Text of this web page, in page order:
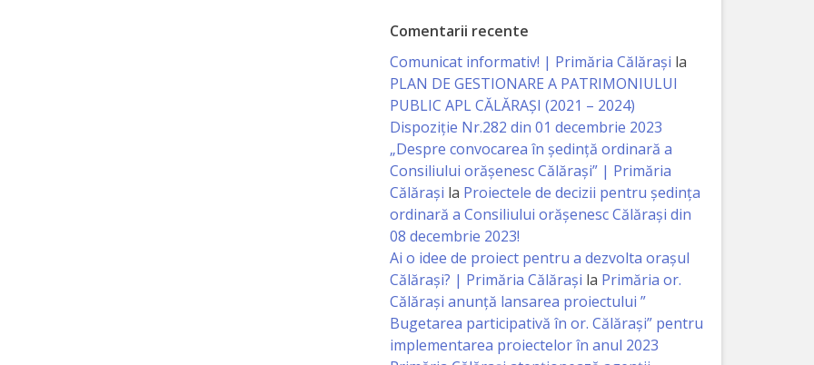
Comentarii recente
Comunicat informativ! | Primăria Călărași la
PLAN DE GESTIONARE A PATRIMONIULUI
PUBLIC APL CĂLĂRAȘI (2021 – 2024)
Dispoziție Nr.282 din 01 decembrie 2023
„Despre convocarea în ședință ordinară a
Consiliului orășenesc Călărași” | Primăria
Călărași la Proiectele de decizii pentru ședința
ordinară a Consiliului orășenesc Călărași din
08 decembrie 2023!
Ai o idee de proiect pentru a dezvolta orașul
Călărași? | Primăria Călărași la Primăria or.
Călărași anunță lansarea proiectului ”
Bugetarea participativă în or. Călărași” pentru
implementarea proiectelor în anul 2023